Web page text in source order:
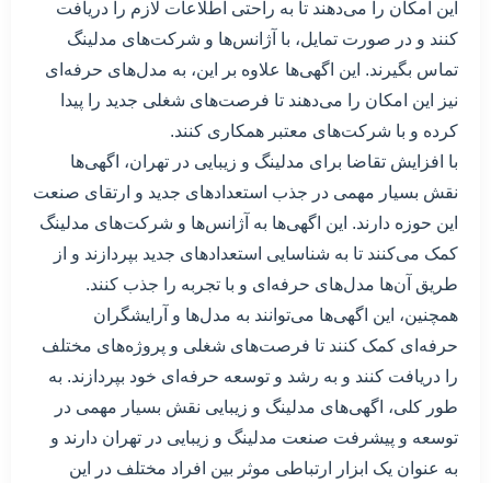
این امکان را می‌دهند تا به راحتی اطلاعات لازم را دریافت
کنند و در صورت تمایل، با آژانس‌ها و شرکت‌های مدلینگ
تماس بگیرند. این اگهی‌ها علاوه بر این، به مدل‌های حرفه‌ای
نیز این امکان را می‌دهند تا فرصت‌های شغلی جدید را پیدا
کرده و با شرکت‌های معتبر همکاری کنند.
با افزایش تقاضا برای مدلینگ و زیبایی در تهران، اگهی‌ها
نقش بسیار مهمی در جذب استعدادهای جدید و ارتقای صنعت
این حوزه دارند. این اگهی‌ها به آژانس‌ها و شرکت‌های مدلینگ
کمک می‌کنند تا به شناسایی استعدادهای جدید بپردازند و از
طریق آن‌ها مدل‌های حرفه‌ای و با تجربه را جذب کنند.
همچنین، این اگهی‌ها می‌توانند به مدل‌ها و آرایشگران
حرفه‌ای کمک کنند تا فرصت‌های شغلی و پروژه‌های مختلف
را دریافت کنند و به رشد و توسعه حرفه‌ای خود بپردازند. به
طور کلی، اگهی‌های مدلینگ و زیبایی نقش بسیار مهمی در
توسعه و پیشرفت صنعت مدلینگ و زیبایی در تهران دارند و
به عنوان یک ابزار ارتباطی موثر بین افراد مختلف در این